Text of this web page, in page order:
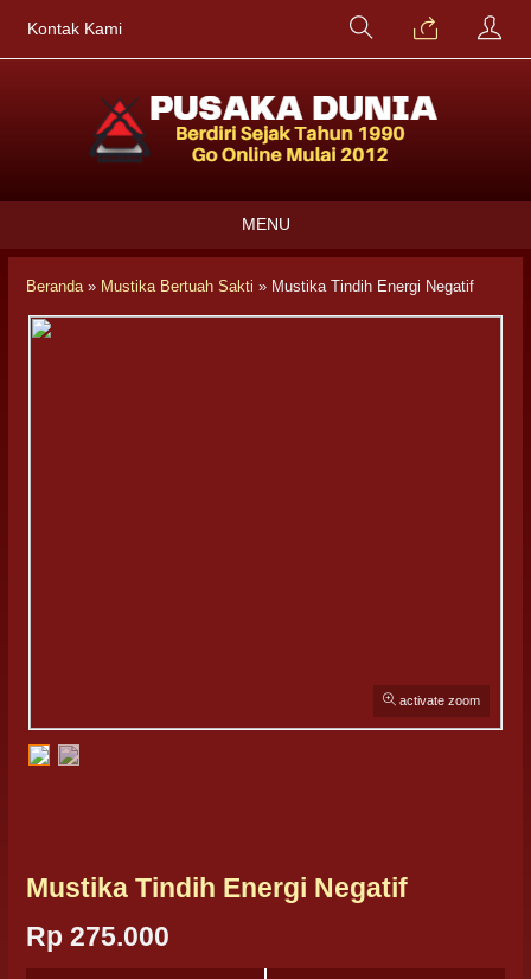
Kontak Kami
MENU
Beranda» Mustika Bertuah Sakti » Mustika Tindih Energi Negatif
activate zoom
Mustika Tindih Energi Negatif
Rp 275.000